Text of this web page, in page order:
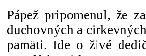
Pápež pripomenul, že
duchovných a
pamäti. Ide o živé